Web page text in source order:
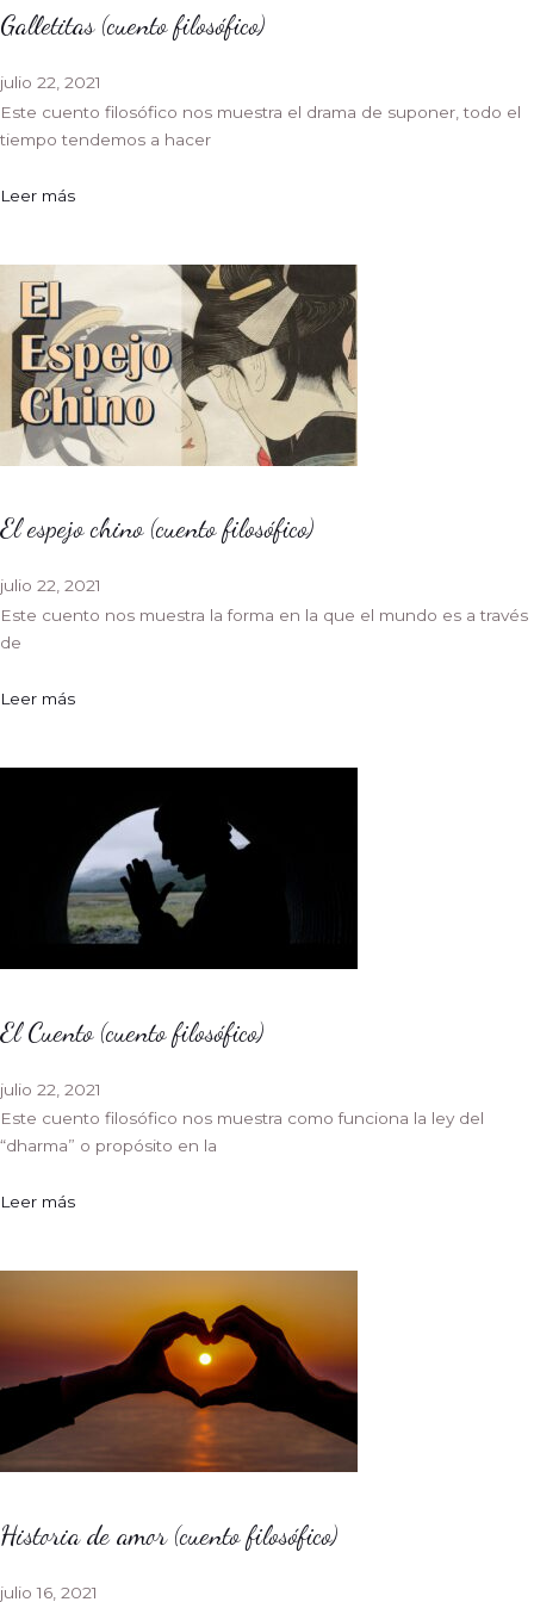
Galletitas (cuento filosófico)
julio 22, 2021
Este cuento filosófico nos muestra el drama de suponer, todo el
tiempo tendemos a hacer
Leer más
El espejo chino (cuento filosófico)
julio 22, 2021
Este cuento nos muestra la forma en la que el mundo es a través
de
Leer más
El Cuento (cuento filosófico)
julio 22, 2021
Este cuento filosófico nos muestra como funciona la ley del
“dharma” o propósito en la
Leer más
Historia de amor (cuento filosófico)
julio 16, 2021